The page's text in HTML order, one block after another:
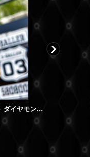
K18 オーダーメイド ペンダント ダイヤモンド "M" タグトップ Iced ジュエリー カスタムオーダー